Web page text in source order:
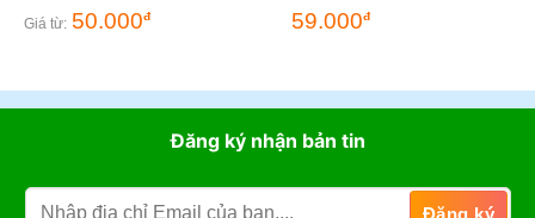
Giá từ: 50.000đ 59.000đ
Đăng ký nhận bản tin